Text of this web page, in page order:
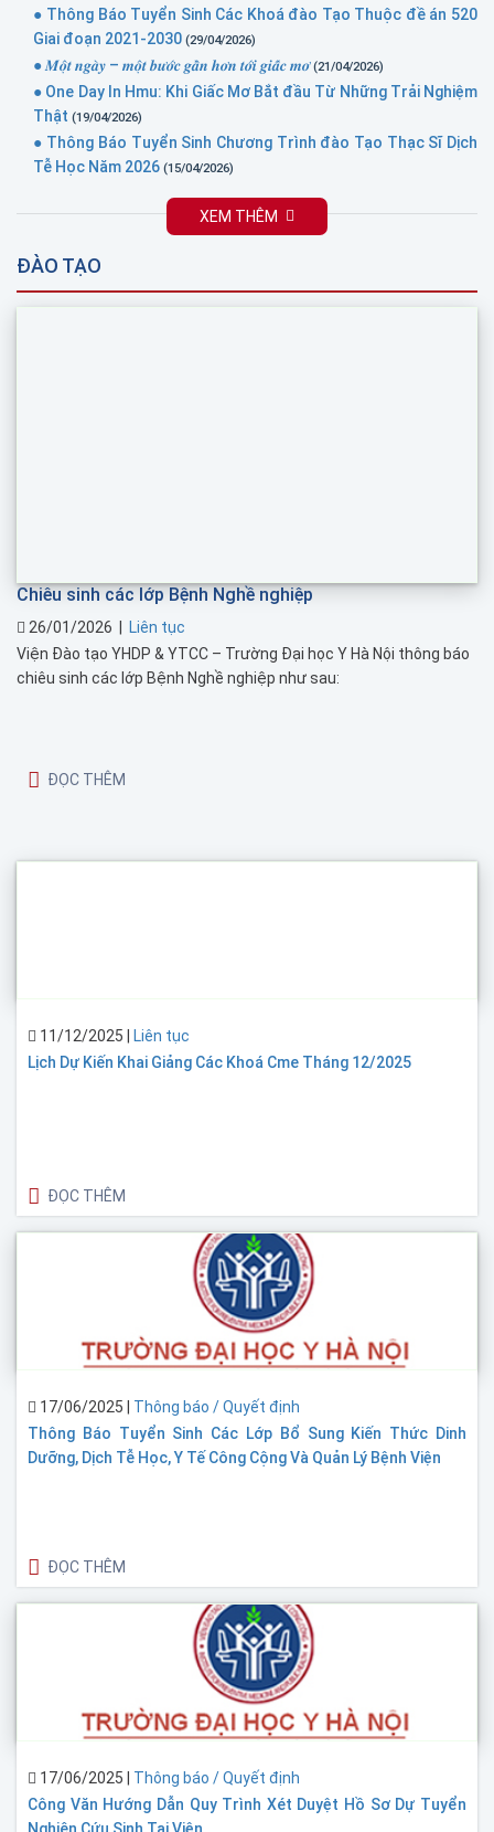
● Thông Báo Tuyển Sinh Các Khoá đào Tạo Thuộc đề án 520
Giai đoạn 2021-2030 (29/04/2026)
● 𝑴𝒐̣̂𝒕 𝒏𝒈𝒂̀𝒚 – 𝒎𝒐̣̂𝒕 𝒃𝒖̛𝒐̛́𝒄 𝒈𝒂̂̀𝒏 𝒉𝒐̛𝒏 𝒕𝒐̛́𝒊 𝒈𝒊𝒂̂́𝒄 𝒎𝒐̛(21/04/2026)
● One Day In Hmu: Khi Giấc Mơ Bắt đầu Từ Những Trải Nghiệm
Thật (19/04/2026)
● Thông Báo Tuyển Sinh Chương Trình đào Tạo Thạc Sĩ Dịch
Tễ Học Năm 2026 (15/04/2026)
XEM THÊM
ĐÀO TẠO
Chiêu sinh các lớp Bệnh Nghề nghiệp
26/01/2026
Liên tục
Viện Đào tạo YHDP & YTCC – Trường Đại học Y Hà Nội thông báo
chiêu sinh các lớp Bệnh Nghề nghiệp như sau:
ĐỌC THÊM
11/12/2025
Liên tục
Lịch Dự Kiến Khai Giảng Các Khoá Cme Tháng 12/2025
ĐỌC THÊM
17/06/2025
Thông báo / Quyết định
Thông Báo Tuyển Sinh Các Lớp Bổ Sung Kiến Thức Dinh
Dưỡng, Dịch Tễ Học, Y Tế Công Cộng Và Quản Lý Bệnh Viện
ĐỌC THÊM
17/06/2025
Thông báo / Quyết định
Công Văn Hướng Dẫn Quy Trình Xét Duyệt Hồ Sơ Dự Tuyển
Nghiên Cứu Sinh Tại Viện